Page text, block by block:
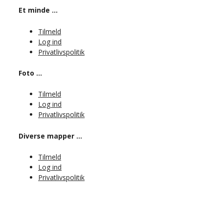
Et minde …
Tilmeld
Log ind
Privatlivspolitik
Foto …
Tilmeld
Log ind
Privatlivspolitik
Diverse mapper …
Tilmeld
Log ind
Privatlivspolitik